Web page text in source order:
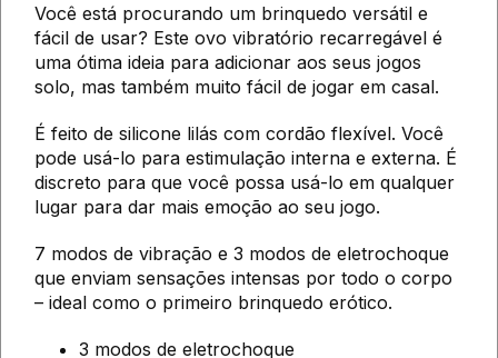
Você está procurando um brinquedo versátil e
fácil de usar? Este ovo vibratório recarregável é
uma ótima ideia para adicionar aos seus jogos
solo, mas também muito fácil de jogar em casal.
É feito de silicone lilás com cordão flexível. Você
pode usá-lo para estimulação interna e externa. É
discreto para que você possa usá-lo em qualquer
lugar para dar mais emoção ao seu jogo.
7 modos de vibração e 3 modos de eletrochoque
que enviam sensações intensas por todo o corpo
– ideal como o primeiro brinquedo erótico.
3 modos de eletrochoque